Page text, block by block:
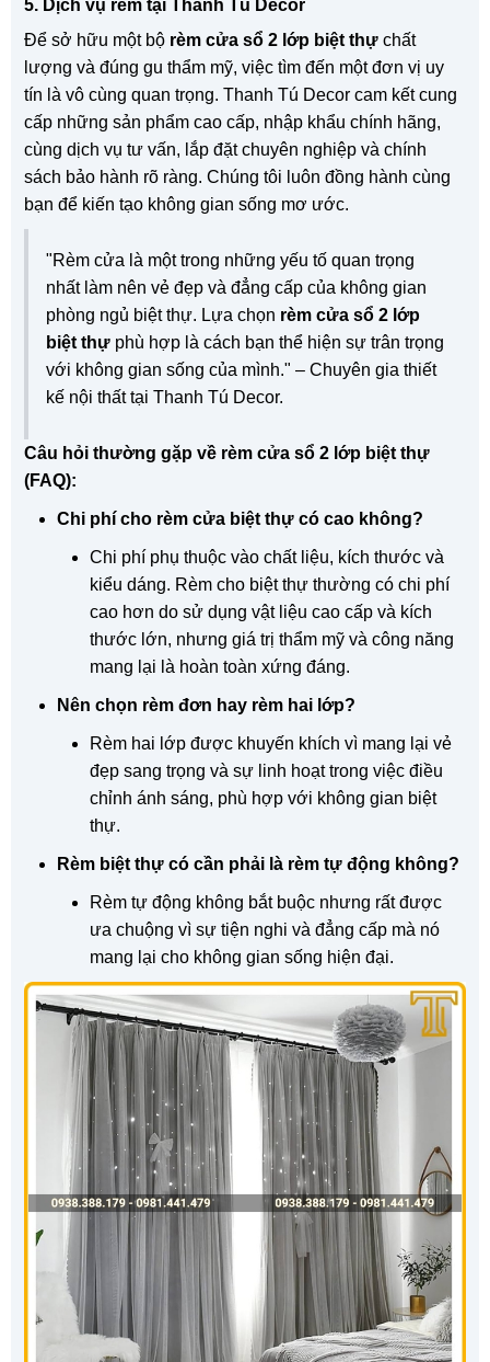
5. Dịch vụ rèm tại Thanh Tú Decor
Để sở hữu một bộ rèm cửa sổ 2 lớp biệt thự chất
lượng và đúng gu thẩm mỹ, việc tìm đến một đơn vị uy
tín là vô cùng quan trọng. Thanh Tú Decor cam kết cung
cấp những sản phẩm cao cấp, nhập khẩu chính hãng,
cùng dịch vụ tư vấn, lắp đặt chuyên nghiệp và chính
sách bảo hành rõ ràng. Chúng tôi luôn đồng hành cùng
bạn để kiến tạo không gian sống mơ ước.
"Rèm cửa là một trong những yếu tố quan trọng
nhất làm nên vẻ đẹp và đẳng cấp của không gian
phòng ngủ biệt thự. Lựa chọn rèm cửa sổ 2 lớp
biệt thự phù hợp là cách bạn thể hiện sự trân trọng
với không gian sống của mình." – Chuyên gia thiết
kế nội thất tại Thanh Tú Decor.
Câu hỏi thường gặp về rèm cửa sổ 2 lớp biệt thự
(FAQ):
Chi phí cho rèm cửa biệt thự có cao không?
Chi phí phụ thuộc vào chất liệu, kích thước và
kiểu dáng. Rèm cho biệt thự thường có chi phí
cao hơn do sử dụng vật liệu cao cấp và kích
thước lớn, nhưng giá trị thẩm mỹ và công năng
mang lại là hoàn toàn xứng đáng.
Nên chọn rèm đơn hay rèm hai lớp?
Rèm hai lớp được khuyến khích vì mang lại vẻ
đẹp sang trọng và sự linh hoạt trong việc điều
chỉnh ánh sáng, phù hợp với không gian biệt
thự.
Rèm biệt thự có cần phải là rèm tự động không?
Rèm tự động không bắt buộc nhưng rất được
ưa chuộng vì sự tiện nghi và đẳng cấp mà nó
mang lại cho không gian sống hiện đại.